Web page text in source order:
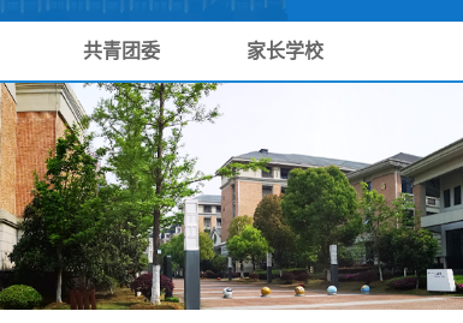
共青团委 家长学校